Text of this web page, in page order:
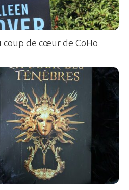
coup de cœur de CoHo